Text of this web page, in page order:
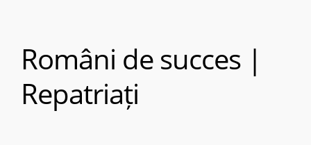
Români de succes |
Repatriați